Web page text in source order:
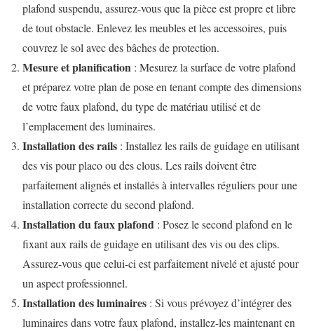
plafond suspendu, assurez-vous que la pièce est propre et libre
de tout obstacle. Enlevez les meubles et les accessoires, puis
couvrez le sol avec des bâches de protection.
Mesure et planification : Mesurez la surface de votre plafond
et préparez votre plan de pose en tenant compte des dimensions
de votre faux plafond, du type de matériau utilisé et de
l’emplacement des luminaires.
Installation des rails : Installez les rails de guidage en utilisant
des vis pour placo ou des clous. Les rails doivent être
parfaitement alignés et installés à intervalles réguliers pour une
installation correcte du second plafond.
Installation du faux plafond : Posez le second plafond en le
fixant aux rails de guidage en utilisant des vis ou des clips.
Assurez-vous que celui-ci est parfaitement nivelé et ajusté pour
un aspect professionnel.
Installation des luminaires : Si vous prévoyez d’intégrer des
luminaires dans votre faux plafond, installez-les maintenant en